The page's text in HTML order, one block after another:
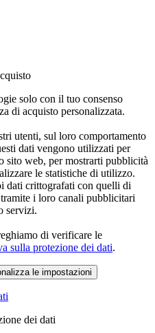
solo con il tuo consenso
di acquisto personalizzata.
utenti, sul loro comportamento
dati vengono utilizzati per
sito web, per mostrarti pubblicità
le statistiche di utilizzo.
dati crittografati con quelli di
i loro canali pubblicitari
servizi.
di verificare le
sulla protezione dei dati.
le impostazioni
dei dati